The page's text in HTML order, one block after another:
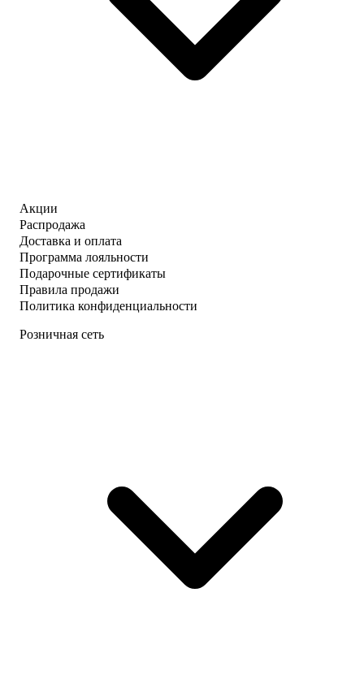
Акции
Распродажа
Доставка и оплата
Программа лояльности
Подарочные сертификаты
Правила продажи
Политика конфиденциальности
Розничная сеть